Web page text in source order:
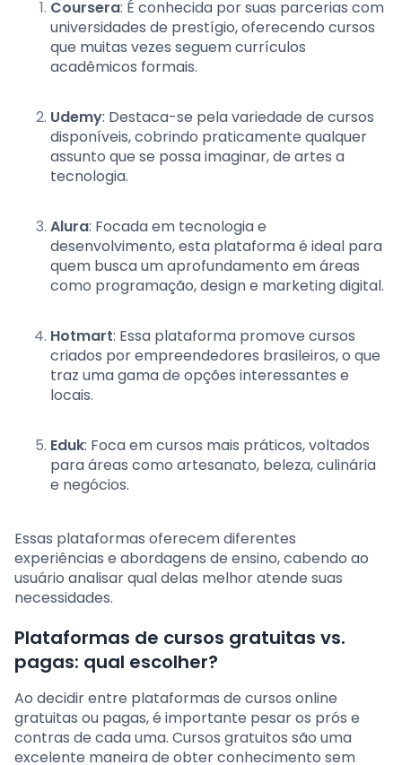
Coursera: É conhecida por suas parcerias com
universidades de prestígio, oferecendo cursos
que muitas vezes seguem currículos
acadêmicos formais.
Udemy: Destaca-se pela variedade de cursos
disponíveis, cobrindo praticamente qualquer
assunto que se possa imaginar, de artes a
tecnologia.
Alura: Focada em tecnologia e
desenvolvimento, esta plataforma é ideal para
quem busca um aprofundamento em áreas
como programação, design e marketing digital.
Hotmart: Essa plataforma promove cursos
criados por empreendedores brasileiros, o que
traz uma gama de opções interessantes e
locais.
Eduk: Foca em cursos mais práticos, voltados
para áreas como artesanato, beleza, culinária
e negócios.
Essas plataformas oferecem diferentes
experiências e abordagens de ensino, cabendo ao
usuário analisar qual delas melhor atende suas
necessidades.
Plataformas de cursos gratuitas vs.
pagas: qual escolher?
Ao decidir entre plataformas de cursos online
gratuitas ou pagas, é importante pesar os prós e
contras de cada uma. Cursos gratuitos são uma
excelente maneira de obter conhecimento sem